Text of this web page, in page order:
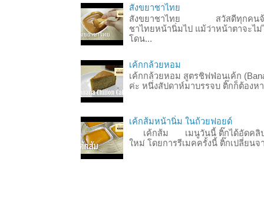
สังขยาชาไทย
สังขยาชาไทย สวัสดีทุกคนจ้า จ
ชาไทยหน้านิ่มไป แม้ว่าหน้าตาจะไ
โดน...
เค้กกล้วยหอม
เค้กกล้วยหอม สูตรชิฟฟ่อนเค้ก
ค่ะ หนึ่งสัปดาห์มาบรรจบ ติ๊กก็ต้องห
เค้กส้มหน้านิ่ม ในถ้วยฟอยด์
เค้กส้ม เมนูวันนี้ ติ๊กได้อัดคลิปท
ใหม่ โดยการรีเมคครั้งนี้ ติ๊กเปลี่ยน